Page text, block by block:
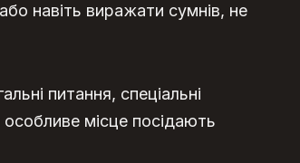
навіть виражати сумнів, не
питання, спеціальні
особливе місце посідають